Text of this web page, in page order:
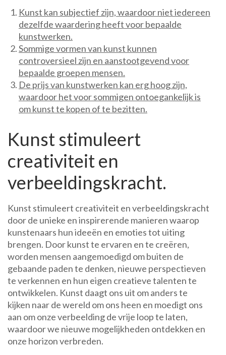
Kunst kan subjectief zijn, waardoor niet iedereen
dezelfde waardering heeft voor bepaalde
kunstwerken.
Sommige vormen van kunst kunnen
controversieel zijn en aanstootgevend voor
bepaalde groepen mensen.
De prijs van kunstwerken kan erg hoog zijn,
waardoor het voor sommigen ontoegankelijk is
om kunst te kopen of te bezitten.
Kunst stimuleert
creativiteit en
verbeeldingskracht.
Kunst stimuleert creativiteit en verbeeldingskracht
door de unieke en inspirerende manieren waarop
kunstenaars hun ideeën en emoties tot uiting
brengen. Door kunst te ervaren en te creëren,
worden mensen aangemoedigd om buiten de
gebaande paden te denken, nieuwe perspectieven
te verkennen en hun eigen creatieve talenten te
ontwikkelen. Kunst daagt ons uit om anders te
kijken naar de wereld om ons heen en moedigt ons
aan om onze verbeelding de vrije loop te laten,
waardoor we nieuwe mogelijkheden ontdekken en
onze horizon verbreden.